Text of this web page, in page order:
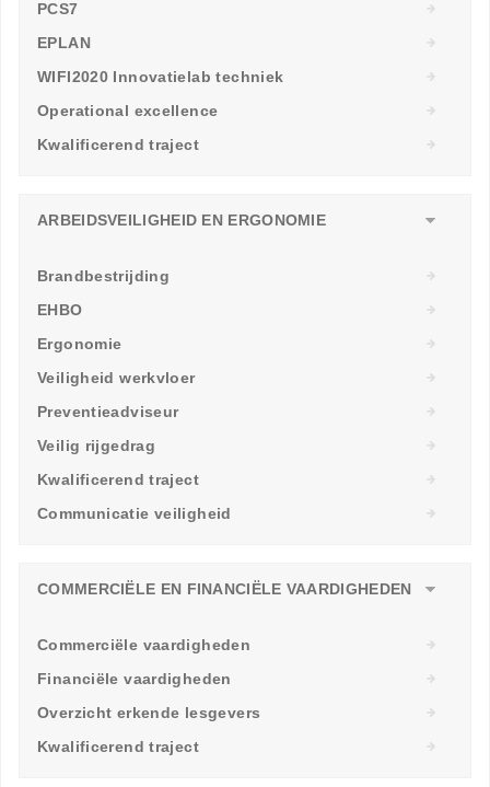
PCS7
EPLAN
WIFI2020 Innovatielab techniek
Operational excellence
Kwalificerend traject
ARBEIDSVEILIGHEID EN ERGONOMIE
Brandbestrijding
EHBO
Ergonomie
Veiligheid werkvloer
Preventieadviseur
Veilig rijgedrag
Kwalificerend traject
Communicatie veiligheid
COMMERCIËLE EN FINANCIËLE VAARDIGHEDEN
Commerciële vaardigheden
Financiële vaardigheden
Overzicht erkende lesgevers
Kwalificerend traject